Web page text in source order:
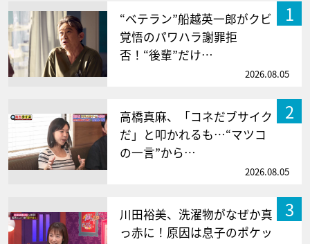
1
“ベテラン”船越英一郎がクビ
覚悟のパワハラ謝罪拒
否！“後輩”だけ…
2026.08.05
2
高橋真麻、「コネだブサイク
だ」と叩かれるも…“マツコ
の一言”から…
2026.08.05
3
川田裕美、洗濯物がなぜか真
っ赤に！原因は息子のポケッ